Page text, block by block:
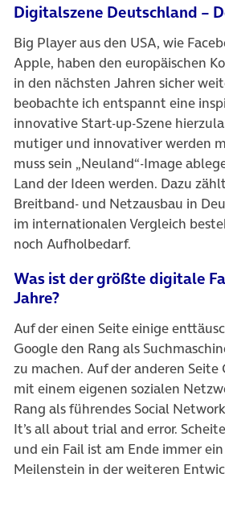
Digitalszene Deutschland –
Big Player aus den USA, wie
Apple, haben den europäischen
in den nächsten Jahren sicher
beobachte ich entspannt eine
innovative Start-up-Szene
mutiger und innovativer werden
muss sein „Neuland“-Image
Land der Ideen werden. Dazu
Breitband- und Netzausbau in
im internationalen Vergleich
noch Aufholbedarf.
Was ist der größte digitale
Jahre?
Auf der einen Seite einige
Google den Rang als
zu machen. Auf der anderen Seite
mit einem eigenen sozialen
Rang als führendes Social
It’s all about trial and error.
und ein Fail ist am Ende immer
Meilenstein in der weiteren